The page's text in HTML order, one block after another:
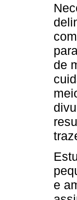
de
e